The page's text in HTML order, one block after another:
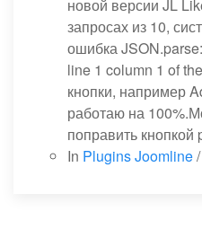
новой версии JL
запросах из 10,
ошибка
line 1 column 1 of
кнопки, например
работаю на
поправить
In Plugins Joomline/